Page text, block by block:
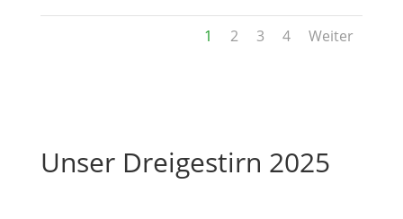
1 2 3 4 Weiter
Unser Dreigestirn 2025